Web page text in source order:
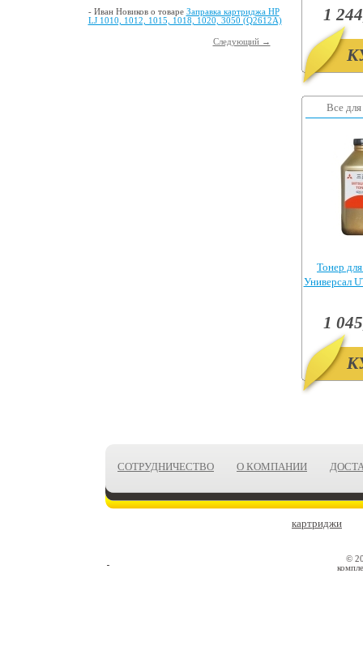
- Иван Новиков о товаре Заправка картриджа HP
LJ 1010, 1012, 1015, 1018, 1020, 3050 (Q2612A)
Следующий →
1
Все
Тонер
Универсал
1
СОТРУДНИЧЕСТВО О КОМПАНИИ
картриджи
©